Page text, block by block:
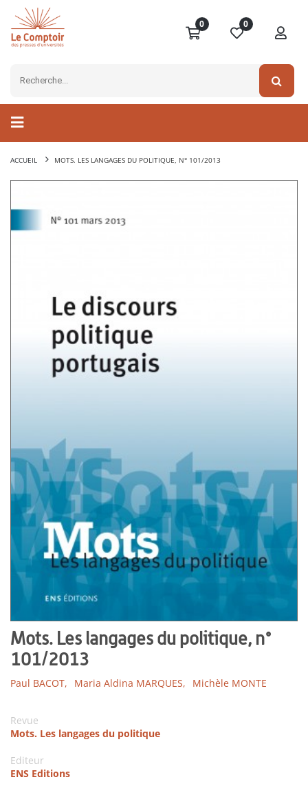
0 0
ACCUEIL MOTS. LES LANGAGES DU POLITIQUE, N° 101/2013
Mots. Les langages du politique, n°
101/2013
Paul BACOT, Maria Aldina MARQUES, Michèle MONTE
Revue
Mots. Les langages du politique
Editeur
ENS Editions